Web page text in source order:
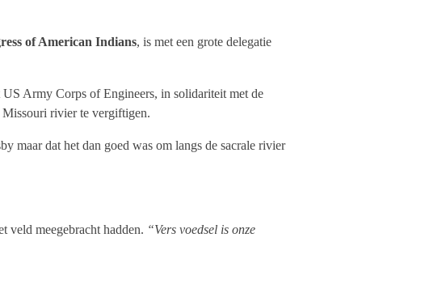
of American Indians, is met een grote delegatie
Army Corps of Engineers, in solidariteit met de
rivier te vergiftigen.
maar dat het dan goed was om langs de sacrale rivier
veld meegebracht hadden. “Vers voedsel is onze